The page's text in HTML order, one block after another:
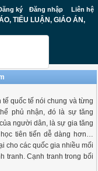
ký Đăng nhập Liên hệ
TIỂU LUẬN, GIÁO ÁN,
quốc tế nói chung và từng
phủ nhận, đó là sự tăng
người dân, là sự gia tăng
tiên tiến dễ dàng hơn…
cho các quốc gia nhiều mối
tranh. Cạnh tranh trong bối